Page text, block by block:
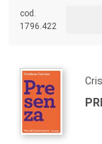
cod.
1796.422